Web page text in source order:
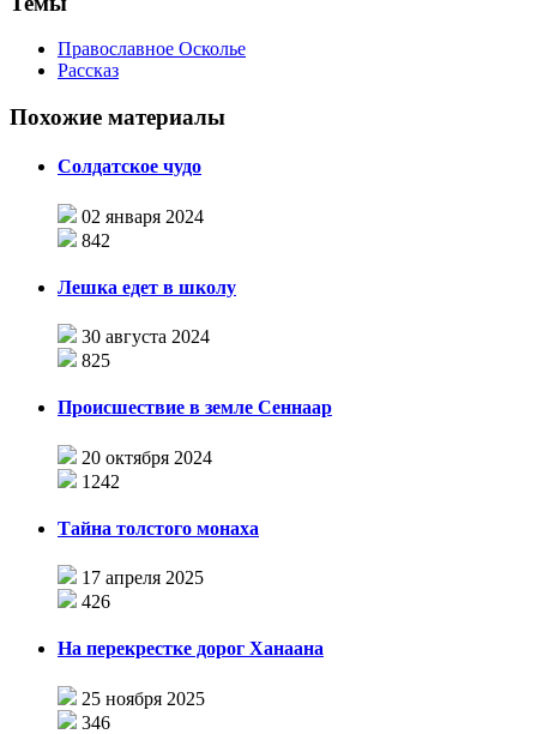
Православное Осколье
Рассказ
Похожие материалы
Солдатское чудо
02 января 2024
842
Лешка едет в школу
30 августа 2024
825
Происшествие в земле Сеннаар
20 октября 2024
1242
Тайна толстого монаха
17 апреля 2025
426
На перекрестке дорог Ханаана
25 ноября 2025
346